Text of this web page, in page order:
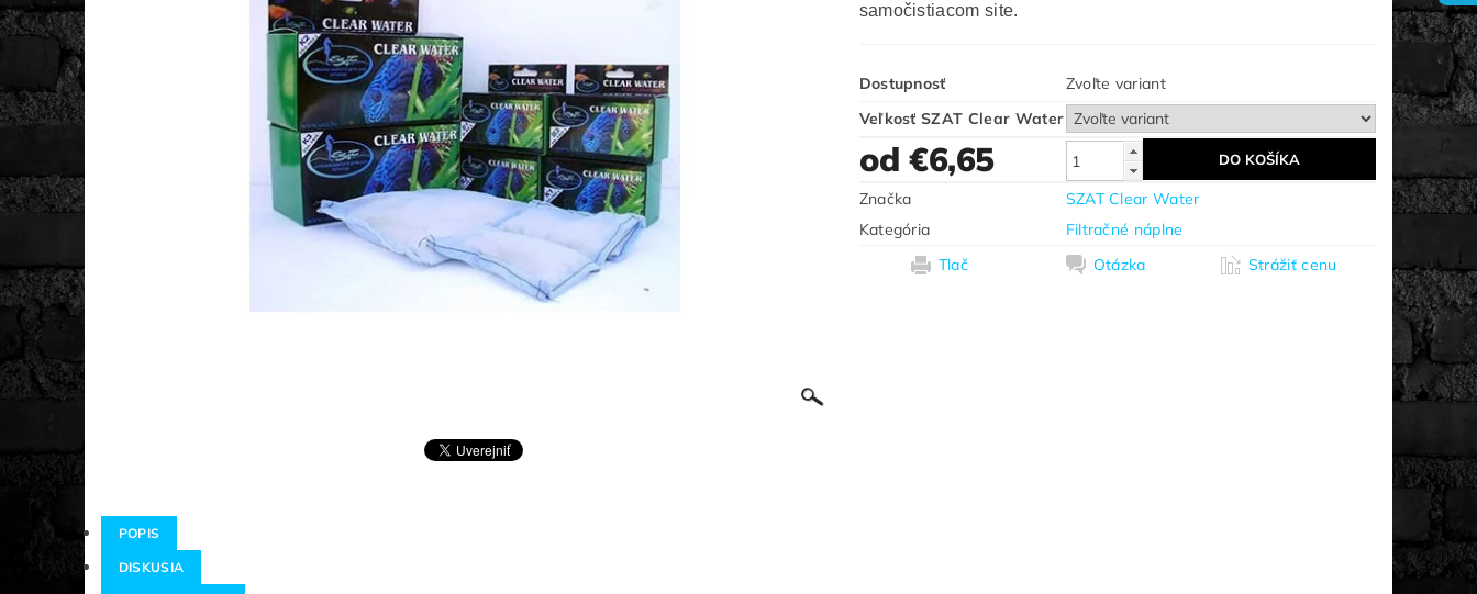
samočistiacom site.
Dostupnosť
Zvoľte variant
Veľkosť SZAT Clear Water
od €6,65
Značka
SZAT Clear Water
Kategória
Filtračné náplne
Tlač
Otázka Strážiť cenu
POPIS
DISKUSIA